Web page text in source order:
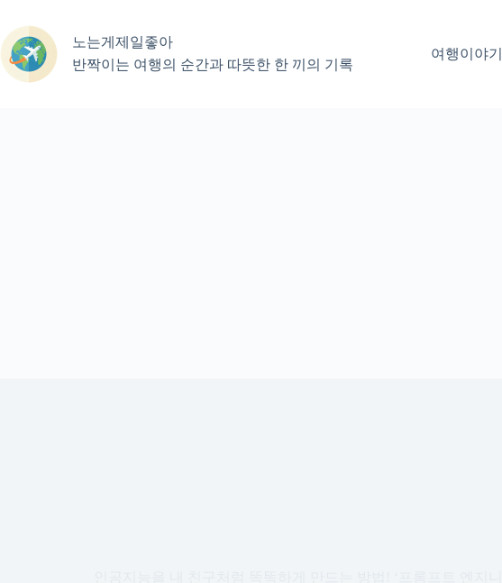
으
로
노는게제일좋아
반짝이는 여행의 순간과 따뜻한 한 끼의 기록
여행이야기